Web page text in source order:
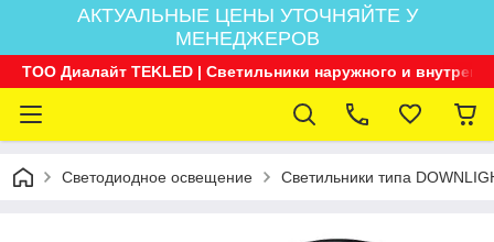
АКТУАЛЬНЫЕ ЦЕНЫ УТОЧНЯЙТЕ У
МЕНЕДЖЕРОВ
ТОО Диалайт TEKLED | Светильники наружного и
Светодиодное освещение Светильники типа